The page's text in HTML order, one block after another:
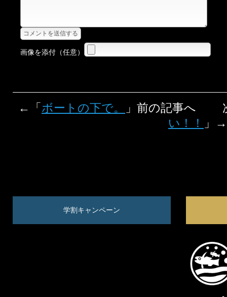
画像を添付（任意）
←「 ボートの下で。
」前の記事へ
い！！
」→
学割キャンペーン